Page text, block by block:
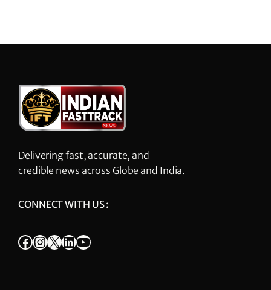
Delivering fast, accurate, and
credible news across Globe and India.
CONNECT WITH US :
Facebook InstagramX LinkedIn YouTube